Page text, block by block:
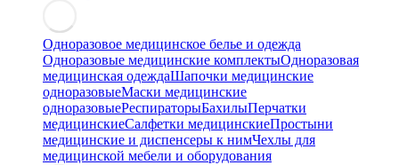
Одноразовое медицинское белье и одежда
Одноразовые медицинские комплектыОдноразовая
медицинская одеждаШапочки медицинские
одноразовыеМаски медицинские
одноразовыеРеспираторыБахилыПерчатки
медицинскиеСалфетки медицинскиеПростыни
медицинские и диспенсеры к нимЧехлы для
медицинской мебели и оборудования